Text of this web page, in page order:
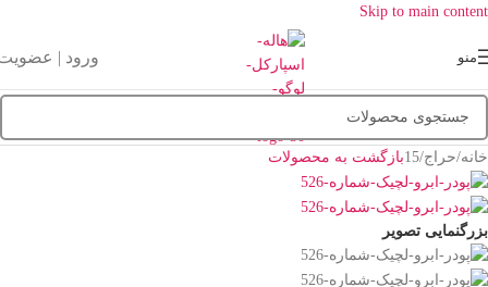
Skip to main content
منو ورود |
خانه/حراج/
15بازگشت به محصولات
بزرگنمایی تصویر